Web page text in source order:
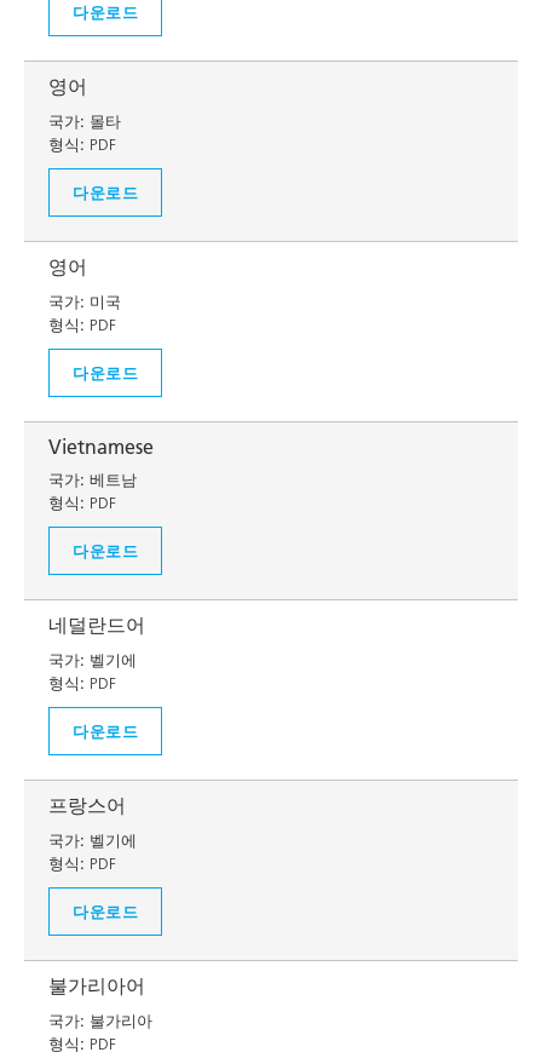
다운로드
영어
국가: 몰타
형식: PDF
다운로드
영어
국가: 미국
형식: PDF
다운로드
Vietnamese
국가: 베트남
형식: PDF
다운로드
네덜란드어
국가: 벨기에
형식: PDF
다운로드
프랑스어
국가: 벨기에
형식: PDF
다운로드
불가리아어
국가: 불가리아
형식: PDF